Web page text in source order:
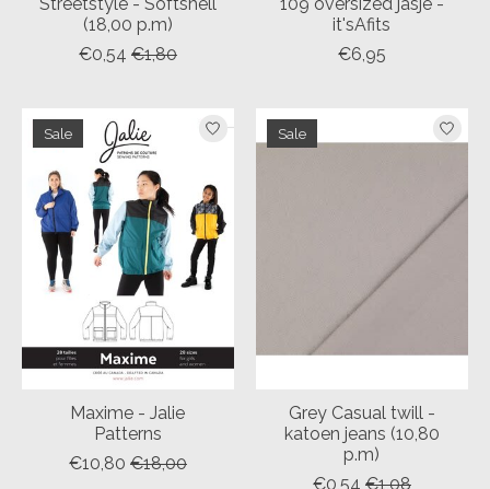
(18,00 p.m)
€0,54 €1,80
it'sAfits
€6,95
Sale
Maxime - Jalie
Patterns
€10,80 €18,00
Sale
Grey Casual twill -
katoen jeans (10,80
p.m)
€0,54 €1,08